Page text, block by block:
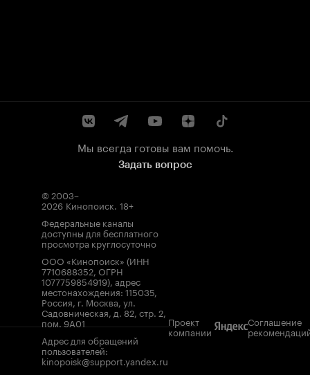
Мы всегда готовы вам помочь.
Задать вопрос
© 2003–
2026 Кинопоиск. 18+
Федеральные каналы
доступны для бесплатного
просмотра круглосуточно
ООО «Кинопоиск» (ИНН
7710688352, ОГРН
1077759854919), адрес
местонахождения: 115035,
Россия, г. Москва, ул.
Садовническая, д. 82, стр. 2,
пом. 9А01
Адрес для обращений
пользователей:
kinopoisk@support.yandex.ru
Проект
компании
Соглашение